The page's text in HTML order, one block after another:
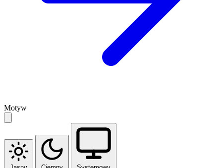
Motyw